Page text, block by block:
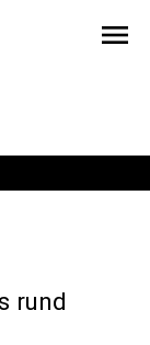
menu
rund